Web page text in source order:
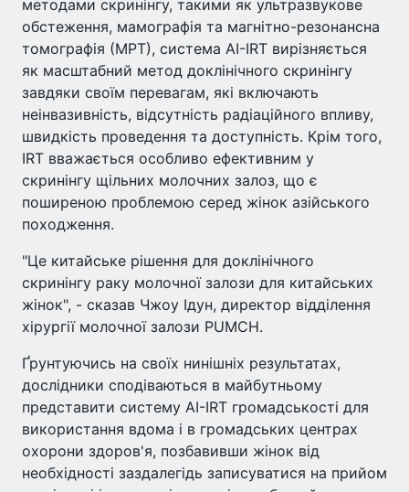
методами скринінгу, такими як ультразвукове
обстеження, мамографія та магнітно-резонансна
томографія (МРТ), система AI-IRT вирізняється
як масштабний метод доклінічного скринінгу
завдяки своїм перевагам, які включають
неінвазивність, відсутність радіаційного впливу,
швидкість проведення та доступність. Крім того,
IRT вважається особливо ефективним у
скринінгу щільних молочних залоз, що є
поширеною проблемою серед жінок азійського
походження.
"Це китайське рішення для доклінічного
скринінгу раку молочної залози для китайських
жінок", - сказав Чжоу Ідун, директор відділення
хірургії молочної залози PUMCH.
Ґрунтуючись на своїх нинішніх результатах,
дослідники сподіваються в майбутньому
представити систему AI-IRT громадськості для
використання вдома і в громадських центрах
охорони здоров'я, позбавивши жінок від
необхідності заздалегідь записуватися на прийом